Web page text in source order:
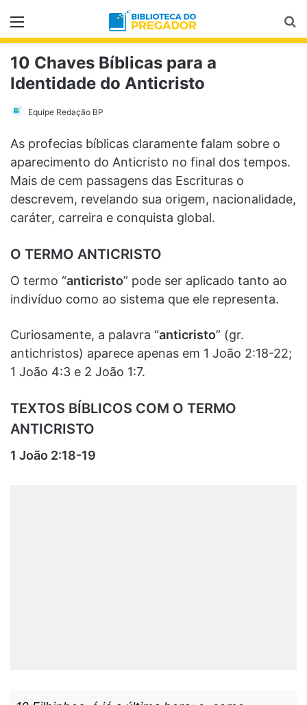
Menu
10 Chaves Bíblicas para a
Identidade do Anticristo
Equipe Redação BP
As profecias bíblicas claramente falam sobre o
aparecimento do Anticristo no final dos tempos.
Mais de cem passagens das Escrituras o
descrevem, revelando sua origem, nacionalidade,
caráter, carreira e conquista global.
O TERMO ANTICRISTO
O termo “anticristo” pode ser aplicado tanto ao
indivíduo como ao sistema que ele representa.
Curiosamente, a palavra “anticristo” (gr.
antichristos) aparece apenas em 1 João 2:18-22;
1 João 4:3 e 2 João 1:7.
TEXTOS BÍBLICOS COM O TERMO
ANTICRISTO
1 João 2:18-19